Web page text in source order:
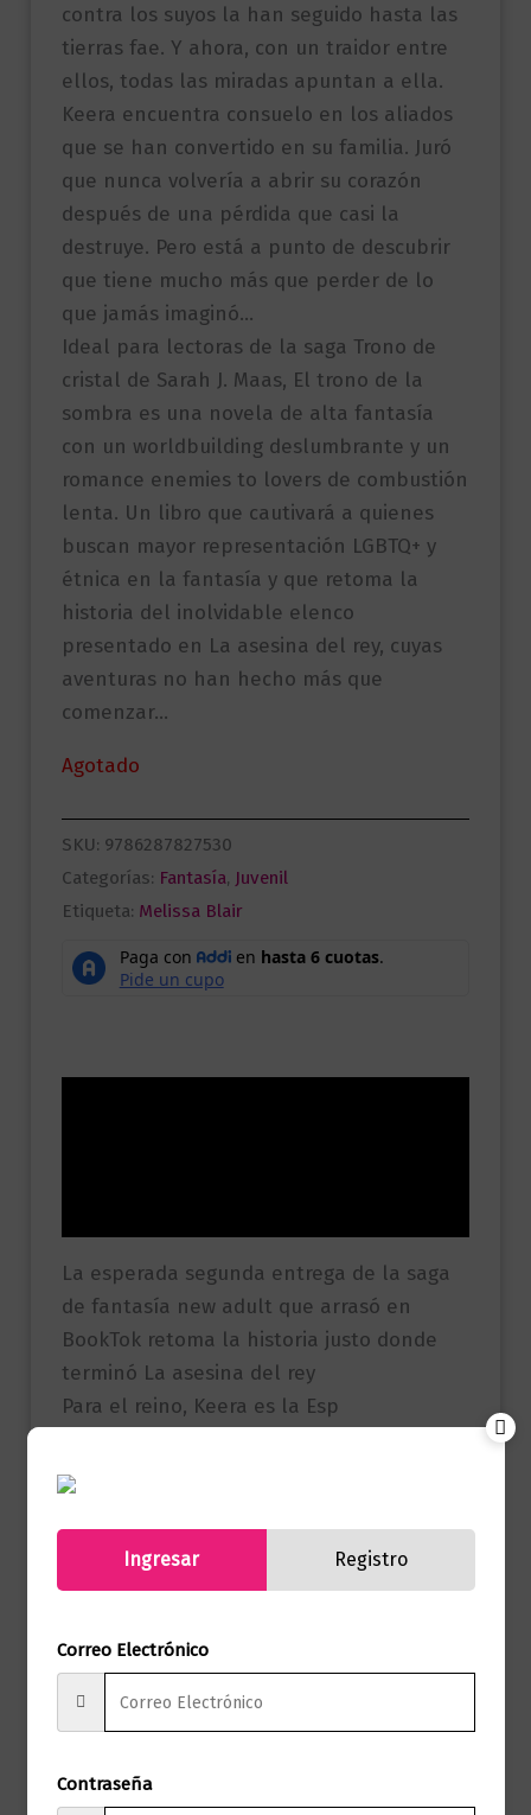
contra los suyos la han seguido hasta las
tierras fae. Y ahora, con un traidor entre
ellos, todas las miradas apuntan a ella.
Keera encuentra consuelo en los aliados
que se han convertido en su familia. Juró
que nunca volvería a abrir su corazón
después de una pérdida que casi la
destruye. Pero está a punto de descubrir
que tiene mucho más que perder de lo
que jamás imaginó…
Ideal para lectoras de la saga Trono de
cristal de Sarah J. Maas, El trono de la
sombra es una novela de alta fantasía
con un worldbuilding deslumbrante y un
romance enemies to lovers de combustión
lenta. Un libro que cautivará a quienes
buscan mayor representación LGBTQ+ y
étnica en la fantasía y que retoma la
historia del inolvidable elenco
presentado en La asesina del rey, cuyas
aventuras no han hecho más que
comenzar…
Agotado
SKU: 9786287827530
Categorías: Fantasía, Juvenil
Etiqueta: Melissa Blair
La esperada segunda entrega de la saga
de fantasía new adult que arrasó en
BookTok retoma la historia justo donde
terminó La asesina del rey
Para el reino, Keera es la Esp
Marca Editorial Planeta
Autor Melissa Blair
Sello Editorial Planeta
Formato
Ingresar Registro
Correo Electrónico
Contraseña